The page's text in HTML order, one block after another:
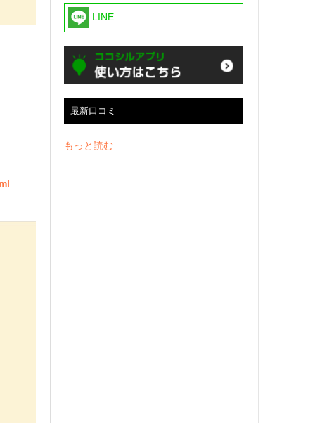
LINE
最新口コミ
もっと読む